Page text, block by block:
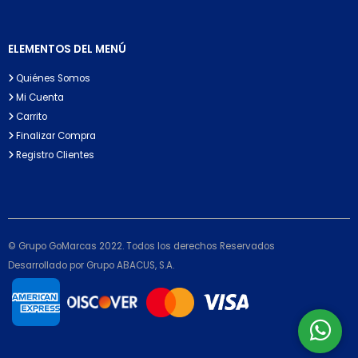
ELEMENTOS DEL MENÚ
Quiénes Somos
Mi Cuenta
Carrito
Finalizar Compra
Registro Clientes
© Grupo GoMarcas 2022. Todos los derechos Reservados
Desarrollado por Grupo ABACUS, S.A.